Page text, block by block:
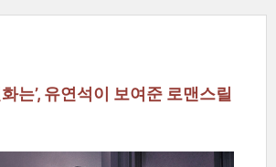
는’, 유연석이 보여준 로맨스릴